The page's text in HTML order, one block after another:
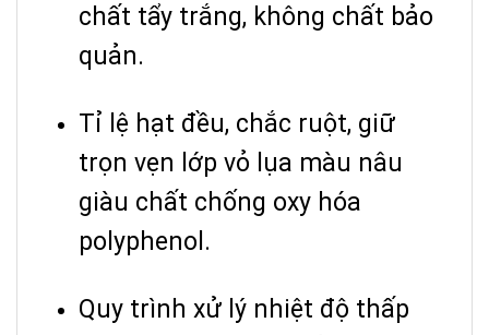
chất tẩy trắng, không chất bảo
quản.
Tỉ lệ hạt đều, chắc ruột, giữ
trọn vẹn lớp vỏ lụa màu nâu
giàu chất chống oxy hóa
polyphenol.
Quy trình xử lý nhiệt độ thấp